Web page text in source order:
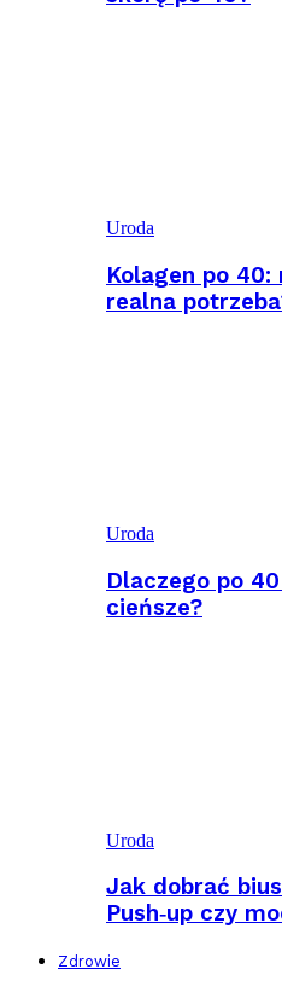
Uroda
Kolagen po
realna
Uroda
Dlaczego po
cieńsze?
Uroda
Jak dobrać
Push‑up czy
Zdrowie